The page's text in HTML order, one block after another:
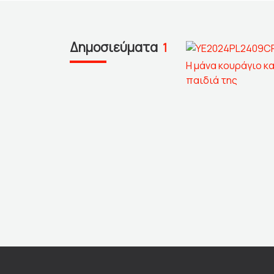
Δημοσιεύματα 1
Η μάνα κουράγιο
παιδιά της